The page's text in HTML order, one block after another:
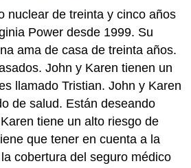
nuclear de treinta y cinco años
Power desde 1999. Su
ama de casa de treinta años.
John y Karen tienen un
llamado Tristian. John y Karen
de salud. Están deseando
tiene un alto riesgo de
que tener en cuenta a la
cobertura del seguro médico